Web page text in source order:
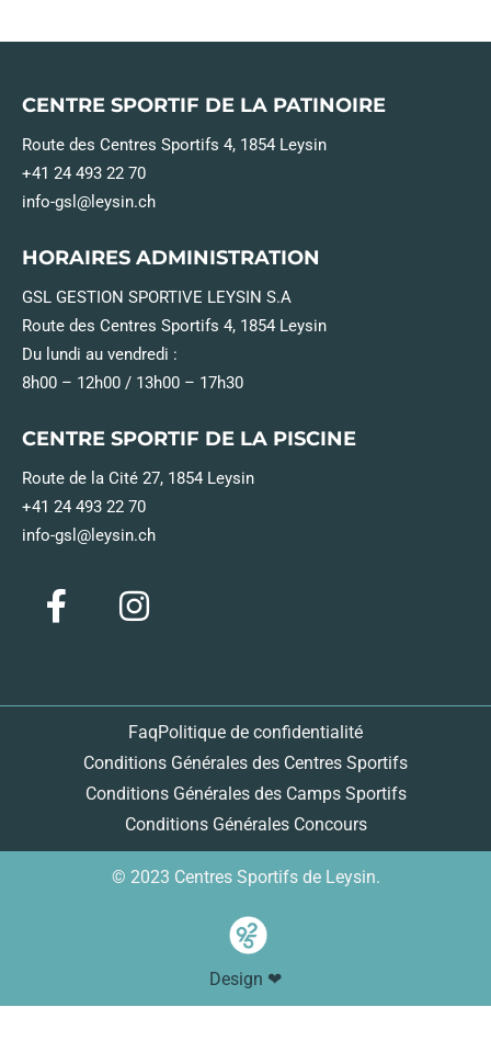
CENTRE SPORTIF DE LA PATINOIRE
Route des Centres Sportifs 4, 1854 Leysin
+41 24 493 22 70
info-gsl@leysin.ch
HORAIRES ADMINISTRATION
GSL GESTION SPORTIVE LEYSIN S.A
Route des Centres Sportifs 4, 1854 Leysin
Du lundi au vendredi :
8h00 – 12h00 / 13h00 – 17h30
CENTRE SPORTIF DE LA PISCINE
Route de la Cité 27, 1854 Leysin
+41 24 493 22 70
info-gsl@leysin.ch
FaqPolitique de confidentialité
Conditions Générales des Centres Sportifs
Conditions Générales des Camps Sportifs
Conditions Générales Concours
© 2023 Centres Sportifs de Leysin.
Design ❤